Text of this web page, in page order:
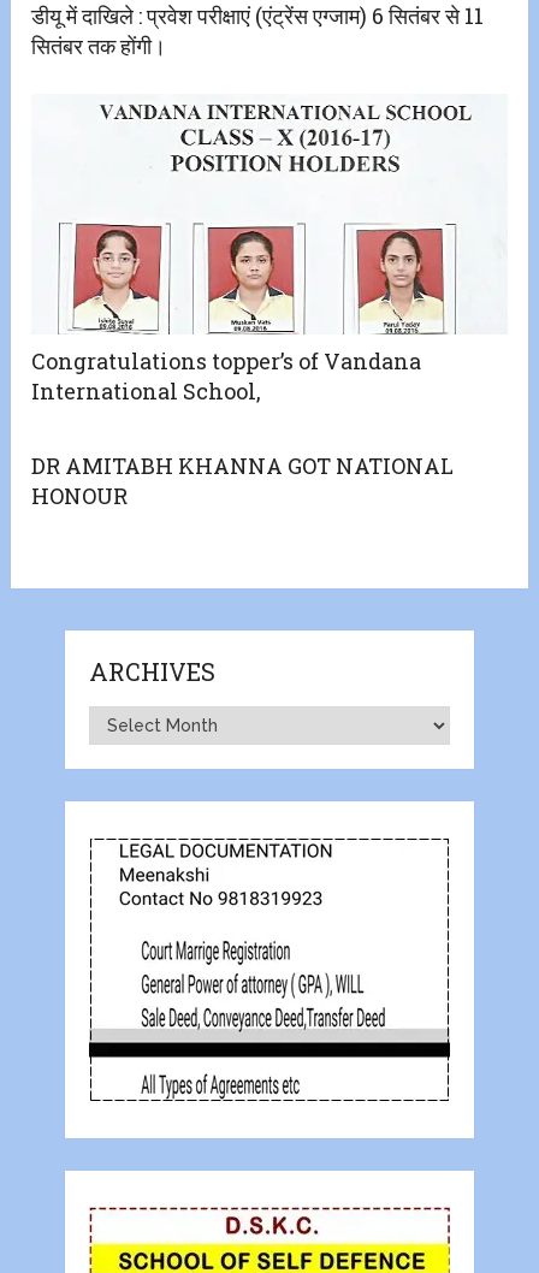
डीयू में दाखिले : प्रवेश परीक्षाएं (एंट्रेंस एग्जाम) 6 सितंबर से 11
सितंबर तक होंगी।
Congratulations topper’s of Vandana
International School,
DR AMITABH KHANNA GOT NATIONAL
HONOUR
ARCHIVES
Archives